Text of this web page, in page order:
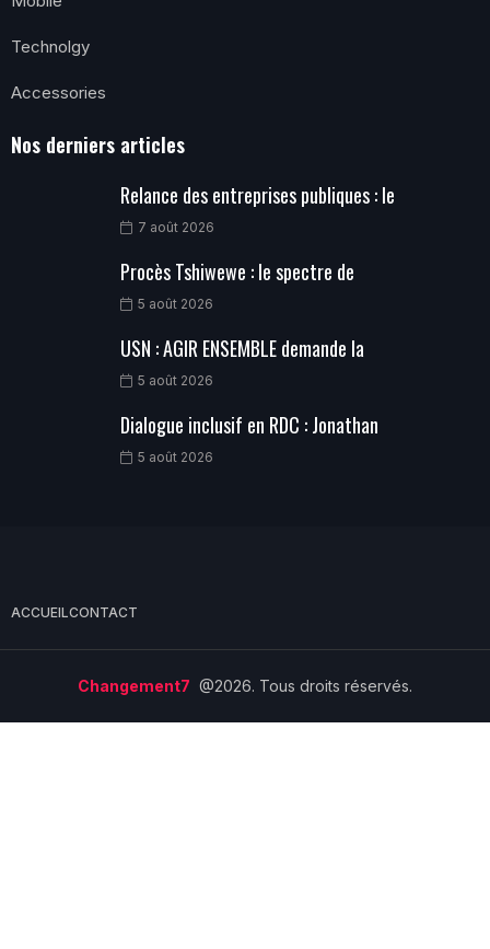
Technolgy
Accessories
Nos derniers articles
Relance des entreprises publiques : le
7 août 2026
Procès Tshiwewe : le spectre de
5 août 2026
USN : AGIR ENSEMBLE demande la
5 août 2026
Dialogue inclusif en RDC : Jonathan
5 août 2026
ACCUEILCONTACT
Changement7 @2026. Tous droits réservés.